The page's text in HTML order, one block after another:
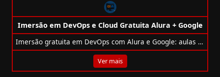
Imersão em DevOps e Cloud Gratuita Alura + Google
Imersão gratuita em DevOps com Alura e Google: aulas práticas, certificado e acesso ao Google Cloud!
Ver mais